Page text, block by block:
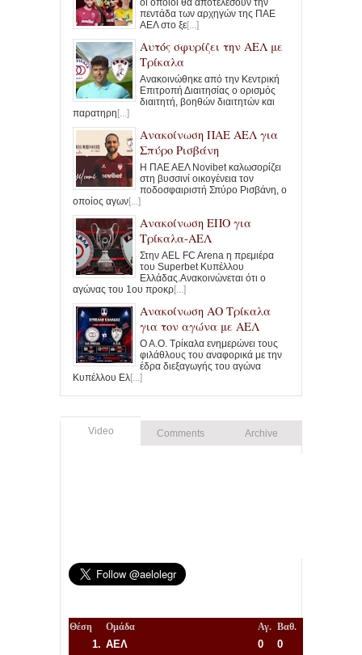
οι οποίοι θα αποτελέσουν την
πεντάδα των αρχηγών της ΠΑΕ
ΑΕΛ στο ξε[...]
Αυτός σφυρίζει την ΑΕΛ με
Τρίκαλα
Ανακοινώθηκε από την Κεντρική
Επιτροπή Διαιτησίας ο ορισμός
διαιτητή, βοηθών διαιτητών και
παρατηρη [...]
Ανακοίνωση ΠΑΕ ΑΕΛ για
Σπύρο Ρισβάνη
Η ΠΑΕ ΑΕΛ Novibet καλωσορίζει
στη βυσσινί οικογένεια τον
ποδοσφαιριστή Σπύρο Ρισβάνη, ο
οποίος αγων[...]
Ανακοίνωση ΕΠΟ για
Τρίκαλα-ΑΕΛ
Στην AEL FC Arena η πρεμιέρα
του Superbet Κυπέλλου
Ελλάδας.Ανακοινώνεται ότι ο
αγώνας του 1ου προκρ[...]
Ανακοίνωση ΑΟ Τρίκαλα
για τον αγώνα με ΑΕΛ
Ο Α.Ο. Τρίκαλα ενημερώνει τους
φιλάθλους του αναφορικά με την
έδρα διεξαγωγής του αγώνα
Κυπέλλου Ελ[...]
Video Comments Archive
Θέση Ομάδα Αγ. Βαθ.
1. ΑΕΛ 0
0